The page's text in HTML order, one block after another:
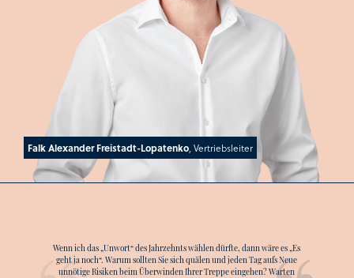
Falk Alexander Freistadt-Lopatenko, Vertriebsleiter
Wenn ich das „Unwort“ des Jahrzehnts wählen dürfte, dann wäre es „Es
geht ja noch“. Warum sollten Sie sich quälen und jeden Tag aufs Neue
unnötige Risiken beim Überwinden Ihrer Treppe eingehen? Warten